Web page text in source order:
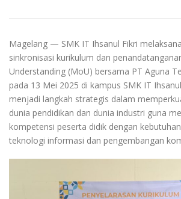
Magelang — SMK IT Ihsanul Fikri
sinkronisasi kurikulum dan
Understanding (MoU) bersama PT Aguna
pada 13 Mei 2025 di kampus SMK IT
menjadi langkah strategis dalam
dunia pendidikan dan dunia industri guna
kompetensi peserta didik dengan
teknologi informasi dan pengembangan